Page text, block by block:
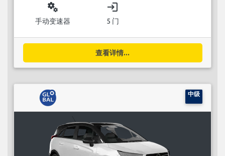
miscellaneous_services
手动变速器
login
5 门
查看详情...
中级